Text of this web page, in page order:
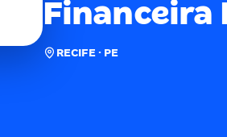
Financeira
RECIFE · PE